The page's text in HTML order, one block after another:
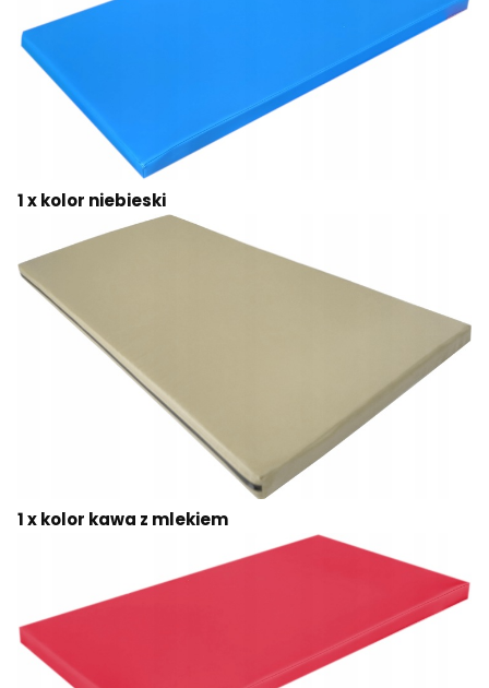
1 x kolor niebieski
1 x kolor kawa z mlekiem